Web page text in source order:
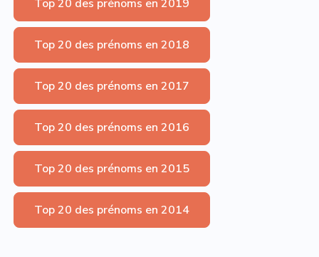
Top 20 des prénoms en 2019
Top 20 des prénoms en 2018
Top 20 des prénoms en 2017
Top 20 des prénoms en 2016
Top 20 des prénoms en 2015
Top 20 des prénoms en 2014